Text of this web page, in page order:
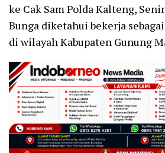
ke Cak Sam Polda Kalteng,
Bunga diketahui bekerja
di wilayah Kabupaten Gunung